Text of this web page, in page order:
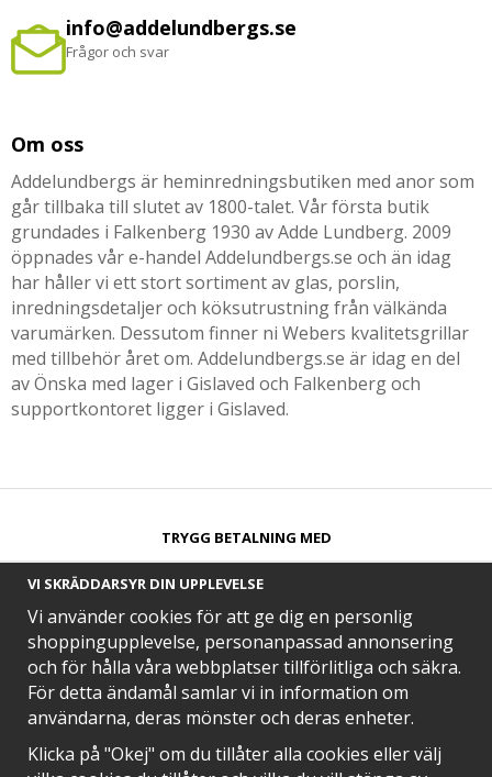
info@addelundbergs.se
Frågor och svar
Om oss
Addelundbergs är heminredningsbutiken med anor som
går tillbaka till slutet av 1800-talet. Vår första butik
grundades i Falkenberg 1930 av Adde Lundberg. 2009
öppnades vår e-handel Addelundbergs.se och än idag
har håller vi ett stort sortiment av glas, porslin,
inredningsdetaljer och köksutrustning från välkända
varumärken. Dessutom finner ni Webers kvalitetsgrillar
med tillbehör året om. Addelundbergs.se är idag en del
av Önska med lager i Gislaved och Falkenberg och
supportkontoret ligger i Gislaved.
TRYGG BETALNING MED​
SNABB LEVERANS MED
VI SKRÄDDARSYR DIN UPPLEVELSE
Vi använder cookies för att ge dig en personlig
shoppingupplevelse, personanpassad annonsering
och för hålla våra webbplatser tillförlitliga och säkra.
För detta ändamål samlar vi in information om
användarna, deras mönster och deras enheter.
Klicka på "Okej" om du tillåter alla cookies eller välj